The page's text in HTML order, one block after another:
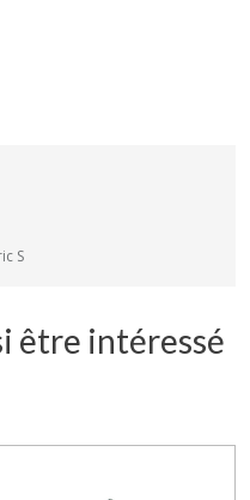
S
être intéressé